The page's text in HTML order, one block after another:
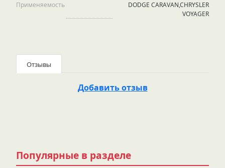
Применяемость
DODGE CARAVAN,CHRYSLER
VOYAGER
Отзывы
Добавить отзыв
Популярные в разделе